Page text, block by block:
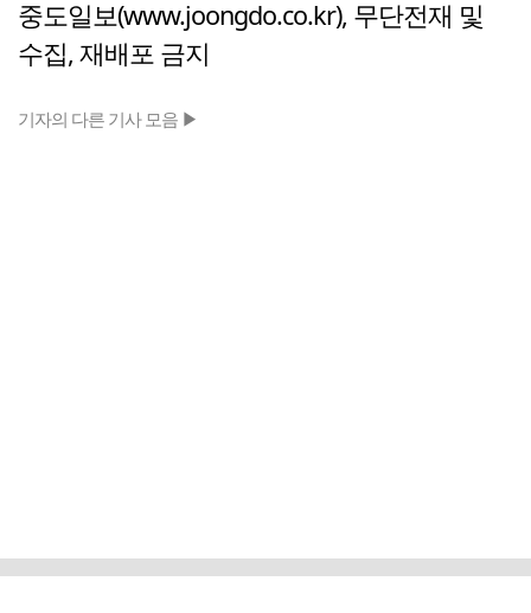
중도일보(www.joongdo.co.kr), 무단전재 및
수집, 재배포 금지
기자의 다른 기사 모음 ▶